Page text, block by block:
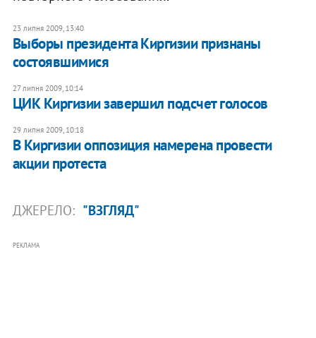
23 липня 2009, 13:40
Выборы президента Киргизии признаны
состоявшимися
27 липня 2009, 10:14
ЦИК Киргизии завершил подсчет голосов
29 липня 2009, 10:18
В Киргизии оппозиция намерена провести
акции протеста
ДЖЕРЕЛО: "ВЗГЛЯД"
РЕКЛАМА